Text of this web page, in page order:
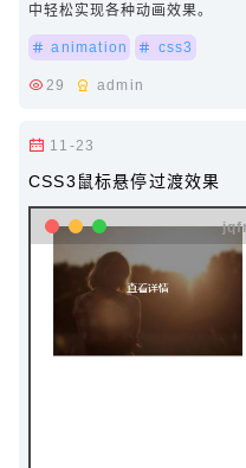
中轻松实现各种动画效果。
animation css3
29 admin
11-23
CSS3鼠标悬停过渡效果